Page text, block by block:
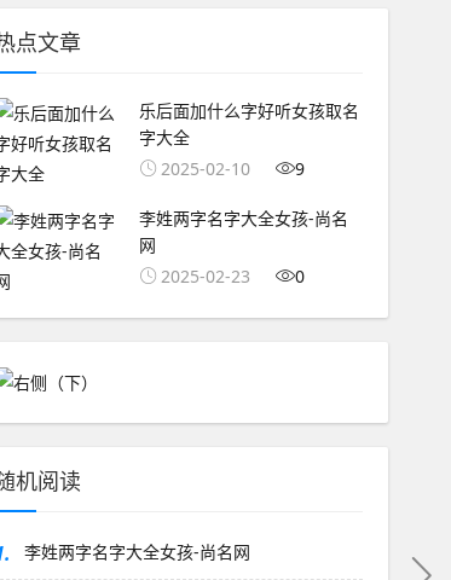
点文章
乐后面加什么字好听女孩取名
字大全
2025-02-10
9
李姓两字名字大全女孩-尚名
网
2025-02-23
0
机阅读
李姓两字名字大全女孩-尚名网